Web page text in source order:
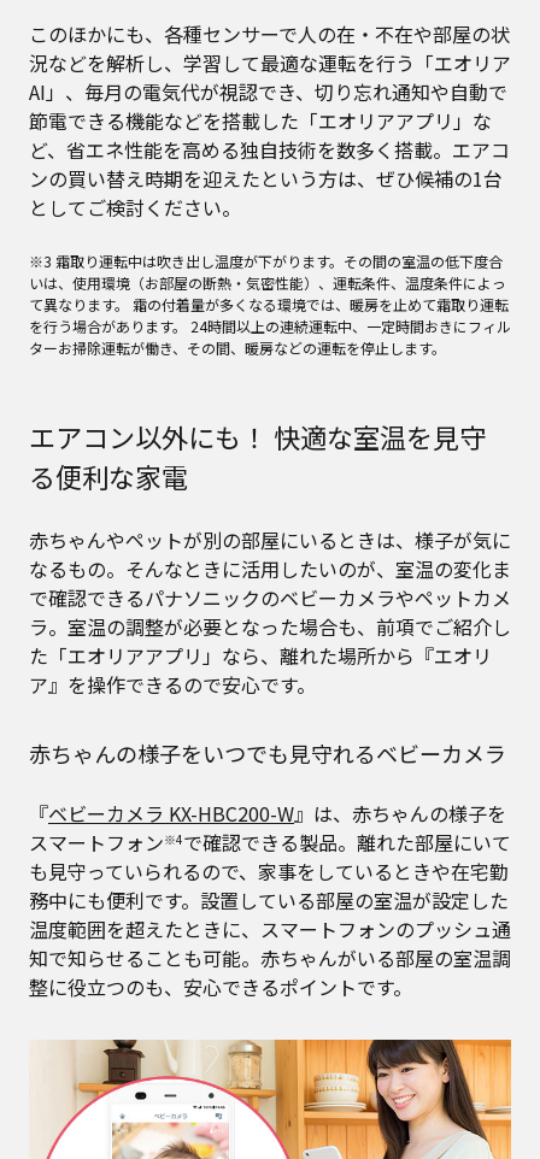
このほかにも、各種センサーで人の在・不在や部屋の状
況などを解析し、学習して最適な運転を行う「エオリア
AI」、毎月の電気代が視認でき、切り忘れ通知や自動で
節電できる機能などを搭載した「エオリアアプリ」な
ど、省エネ性能を高める独自技術を数多く搭載。エアコ
ンの買い替え時期を迎えたという方は、ぜひ候補の1台
としてご検討ください。
※3 霜取り運転中は吹き出し温度が下がります。その間の室温の低下度合
いは、使用環境（お部屋の断熱・気密性能）、運転条件、温度条件によっ
て異なります。 霜の付着量が多くなる環境では、暖房を止めて霜取り運転
を行う場合があります。 24時間以上の連続運転中、一定時間おきにフィル
ターお掃除運転が働き、その間、暖房などの運転を停止します。
エアコン以外にも！ 快適な室温を見守
る便利な家電
赤ちゃんやペットが別の部屋にいるときは、様子が気に
なるもの。そんなときに活用したいのが、室温の変化ま
で確認できるパナソニックのベビーカメラやペットカメ
ラ。室温の調整が必要となった場合も、前項でご紹介し
た「エオリアアプリ」なら、離れた場所から『エオリ
ア』を操作できるので安心です。
赤ちゃんの様子をいつでも見守れるベビーカメラ
『ベビーカメラ KX-HBC200-W』は、赤ちゃんの様子を
スマートフォン※4で確認できる製品。離れた部屋にいて
も見守っていられるので、家事をしているときや在宅勤
務中にも便利です。設置している部屋の室温が設定した
温度範囲を超えたときに、スマートフォンのプッシュ通
知で知らせることも可能。赤ちゃんがいる部屋の室温調
整に役立つのも、安心できるポイントです。